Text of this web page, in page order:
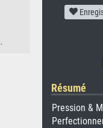
Résumé
Pression &